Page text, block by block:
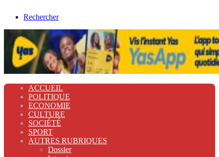
Rechercher
ACCUEIL
POLITIQUE
ECONOMIE
CULTURE
SOCIÉTÉ
SPORT
AUTRES RUBRIQUES
Dossier